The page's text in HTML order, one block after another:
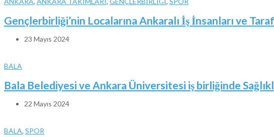
Gençlerbirliği’nin Localarına Ankaralı İş İnsanları ve
23 Mayıs 2024
BALA
Bala Belediyesi ve Ankara Üniversitesi iş birliğinde
22 Mayıs 2024
BALA, SPOR